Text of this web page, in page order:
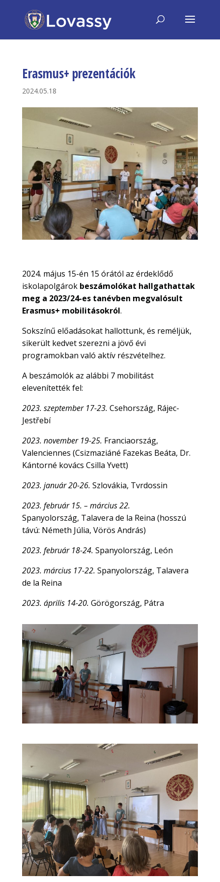
Erasmus+ prezentációk
2024.05.18
2024. május 15-én 15 órától az érdeklődő
iskolapolgárok beszámolókat hallgathattak
meg a 2023/24-es tanévben megvalósult
Erasmus+ mobilitásokról.
Sokszínű előadásokat hallottunk, és reméljük,
sikerült kedvet szerezni a jövő évi
programokban való aktív részvételhez.
A beszámolók az alábbi 7 mobilitást
elevenítették fel:
2023. szeptember 17-23. Csehország, Rájec-
Jestřebí
2023. november 19-25. Franciaország,
Valenciennes (Csizmaziáné Fazekas Beáta, Dr.
Kántorné kovács Csilla Yvett)
2023. január 20-26. Szlovákia, Tvrdossin
2023. február 15. – március 22.
Spanyolország, Talavera de la Reina (hosszú
távú: Németh Júlia, Vörös András)
2023. február 18-24. Spanyolország, León
2023. március 17-22. Spanyolország, Talavera
de la Reina
2023. április 14-20. Görögország, Pátra